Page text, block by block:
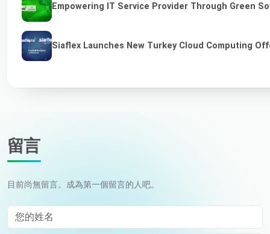
Empowering IT Service Provider Through Green
Siaflex Launches New Turkey Cloud Computing
留言
目前尚無留言。成為第一個留言的人吧。
您的姓名